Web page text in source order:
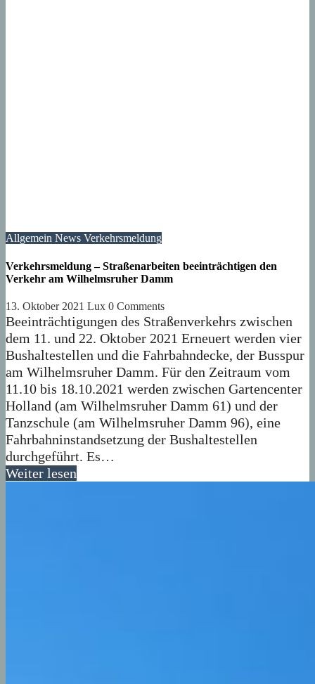
Allgemein News Verkehrsmeldung
Verkehrsmeldung – Straßenarbeiten beeinträchtigen den
Verkehr am Wilhelmsruher Damm
13. Oktober 2021 Lux 0 Comments
Beeinträchtigungen des Straßenverkehrs zwischen
dem 11. und 22. Oktober 2021 Erneuert werden vier
Bushaltestellen und die Fahrbahndecke, der Busspur
am Wilhelmsruher Damm. Für den Zeitraum vom
11.10 bis 18.10.2021 werden zwischen Gartencenter
Holland (am Wilhelmsruher Damm 61) und der
Tanzschule (am Wilhelmsruher Damm 96), eine
Fahrbahninstandsetzung der Bushaltestellen
durchgeführt. Es…
Weiter lesen